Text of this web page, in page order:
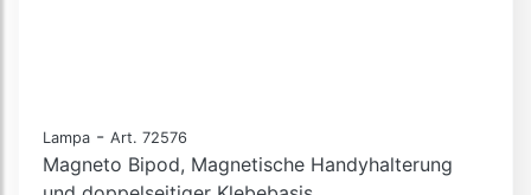
Lampa - Art. 72576
Magneto Bipod, Magnetische Handyhalterung